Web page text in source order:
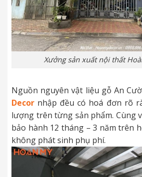
Xưởng sản xuất nội thất
Nguồn nguyên vật liệu gỗ An
Decor nhập đều có hoá đơn rõ
lượng trên từng sản phẩm. Cùng
bảo hành 12 tháng – 3 năm trên
không phát sinh phụ phí.